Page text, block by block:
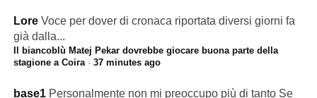
Lore Voce per dover di cronaca riportata diversi giorni fa
già dalla...
Il biancoblù Matej Pekar dovrebbe giocare buona parte della
stagione a Coira· 37 minutes ago
base1 Personalmente non mi preoccupo più di tanto Se